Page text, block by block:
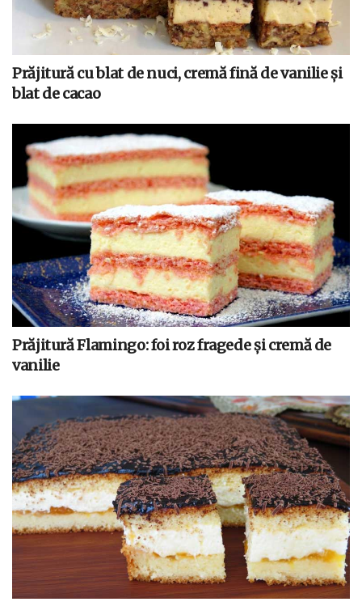
Prăjitură cu blat de nuci, cremă fină de vanilie și
blat de cacao
Prăjitură Flamingo: foi roz fragede și cremă de
vanilie